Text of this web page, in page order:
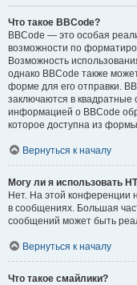
Что такое BBCode?
BBCode — это особая
возможности по
Возможность
однако BBCode также
форме для его отправки.
заключаются в квадратные
информацией о BBCode
которое доступна из
Вернуться к началу
Могу ли я использовать
Нет. На этой конференции
в сообщениях. Большая
сообщений может быть
Вернуться к началу
Что такое смайлики?